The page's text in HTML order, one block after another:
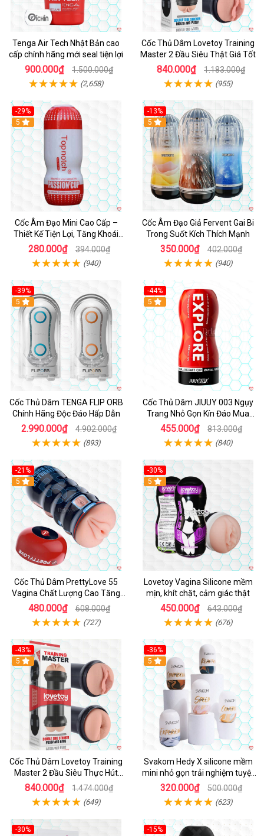
Tenga Air Tech Nhật Bản cao
cấp chính hãng mới seal tiện lợi
900.000₫ 1.500.000₫
(2,658)
Cốc Thủ Dâm Lovetoy Training
Master 2 Đầu Siêu Thật Giá Tốt
840.000₫ 1.183.000₫
(955)
-29%
5
Cốc Âm Đạo Mini Cao Cấp –
Thiết Kế Tiện Lợi, Tăng Khoái
Cảm
280.000₫ 394.000₫
(940)
-13%
Hot
5
Cốc Âm Đạo Giả Fervent Gai Bi
Trong Suốt Kích Thích Mạnh
350.000₫ 402.000₫
(940)
-39%
Hot
5
Cốc Thủ Dâm TENGA FLIP ORB
Chính Hãng Độc Đáo Hấp Dẫn
2.990.000₫ 4.902.000₫
(893)
-44%
Hot
5
Cốc Thủ Dâm JIUUY 003 Ngụy
Trang Nhỏ Gọn Kín Đáo Mua
Ngay
455.000₫ 813.000₫
(840)
-21%
Hot
5
Cốc Thủ Dâm PrettyLove 55
Vagina Chất Lượng Cao Tăng
Khoái Cảm
480.000₫ 608.000₫
(727)
-30%
Hot
5
Lovetoy Vagina Silicone mềm
mịn, khít chặt, cảm giác thật
450.000₫ 643.000₫
(676)
-43%
Hot
5
Cốc Thủ Dâm Lovetoy Training
Master 2 Đầu Siêu Thực Hút
Mạnh
840.000₫ 1.474.000₫
(649)
-36%
Hot
5
Svakom Hedy X silicone mềm
mini nhỏ gọn trải nghiệm tuyệt
vời
320.000₫ 500.000₫
(623)
-30%
-15%